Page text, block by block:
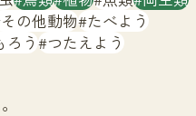
その他動物 たべよう
ろう つたえよう